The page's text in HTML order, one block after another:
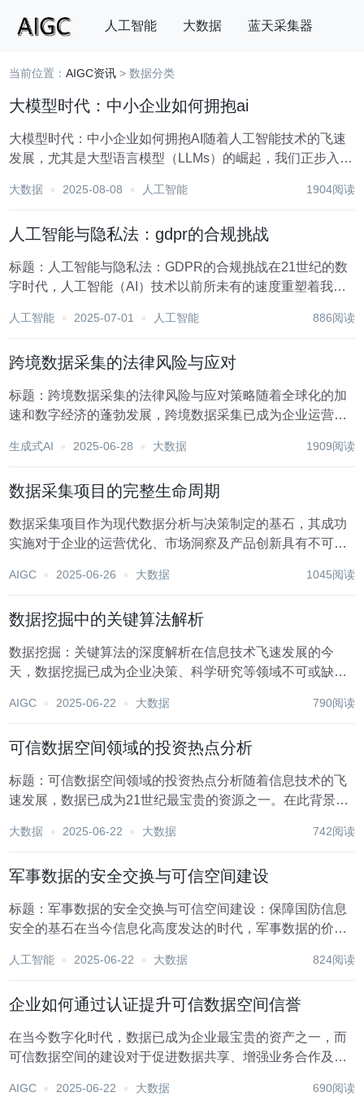
人工智能 大数据 蓝天采集器
搜索
当前位置：AIGC资讯 > 数据分类
大模型时代：中小企业如何拥抱ai
大模型时代：中小企业如何拥抱AI随着人工智能技术的飞速
发展，尤其是大型语言模型（LLMs）的崛起，我们正步入一
的竞争格局，也为中小企业带来了前所未有的机遇与挑战。
大数据 2025-08-08 人工智能 1904阅读
人工智能与隐私法：gdpr的合规挑战
标题：人工智能与隐私法：GDPR的合规挑战在21世纪的数
字时代，人工智能（AI）技术以前所未有的速度重塑着我们
精准医疗到金融科技，AI的应用无处不在，极大地提高了效
人工智能 2025-07-01 人工智能 886阅读
跨境数据采集的法律风险与应对
标题：跨境数据采集的法律风险与应对策略随着全球化的加
速和数字经济的蓬勃发展，跨境数据采集已成为企业运营、
行为也伴随着复杂的法律风险，特别是在数据保护、隐私权
生成式AI 2025-06-28 大数据 1909阅读
数据采集项目的完整生命周期
数据采集项目作为现代数据分析与决策制定的基石，其成功
实施对于企业的运营优化、市场洞察及产品创新具有不可估
到最终的数据应用与反馈，涉及多个关键阶段，每个阶段都
AIGC 2025-06-26 大数据 1045阅读
数据挖掘中的关键算法解析
数据挖掘：关键算法的深度解析在信息技术飞速发展的今
天，数据挖掘已成为企业决策、科学研究等领域不可或缺的
藏的规律和模式，为决策制定提供有力的数据支持。数据挖
AIGC 2025-06-22 大数据 790阅读
可信数据空间领域的投资热点分析
标题：可信数据空间领域的投资热点分析随着信息技术的飞
速发展，数据已成为21世纪最宝贵的资源之一。在此背景
数据安全、促进数据共享与利用的新兴领域，正逐渐成为投
大数据 2025-06-22 大数据 742阅读
军事数据的安全交换与可信空间建设
标题：军事数据的安全交换与可信空间建设：保障国防信息
安全的基石在当今信息化高度发达的时代，军事数据的价值
策的重要依据。随着大数据、云计算、人工智能等先进技术
人工智能 2025-06-22 大数据 824阅读
企业如何通过认证提升可信数据空间信誉
在当今数字化时代，数据已成为企业最宝贵的资产之一，而
可信数据空间的建设对于促进数据共享、增强业务合作及提
个可信的数据环境，不仅能够保障数据的安全性与隐私，还
AIGC 2025-06-22 大数据 690阅读